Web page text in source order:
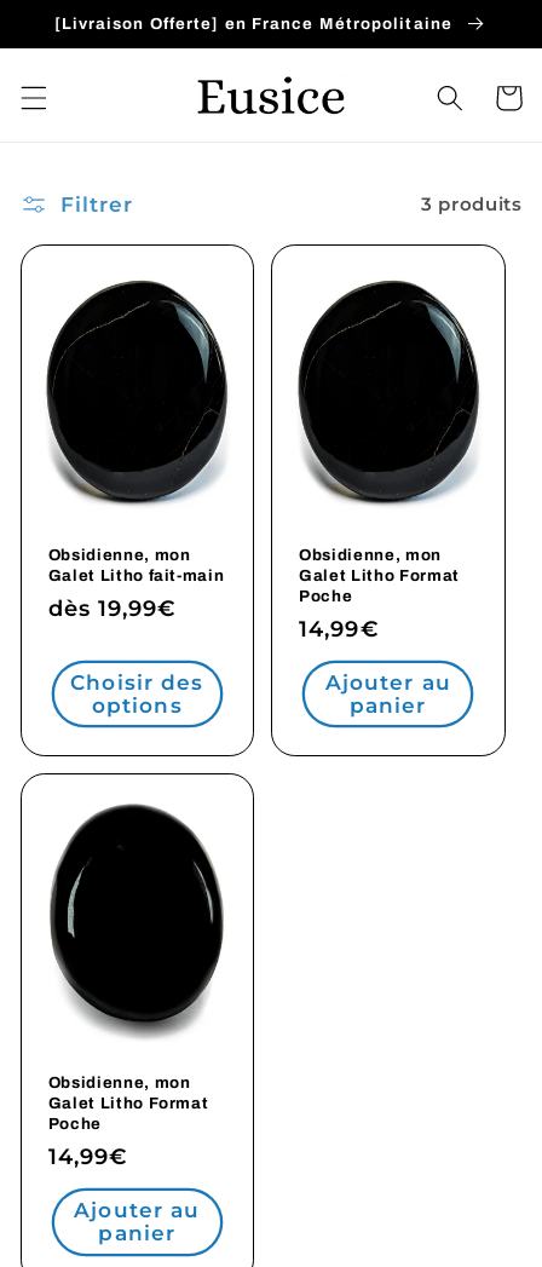
passer
au
[Livraison Offerte] en France Métropolitaine
Panier
Filtrer 3 produits
Obsidienne, mon
Galet Litho fait-main
Prix
dès 19,99€
Choisir des
options
Obsidienne, mon
Galet Litho Format
Poche
Prix
habituel
14,99€
Ajouter au
panier
Obsidienne, mon
Galet Litho Format
Poche
Prix
habituel
14,99€
Ajouter au
panier